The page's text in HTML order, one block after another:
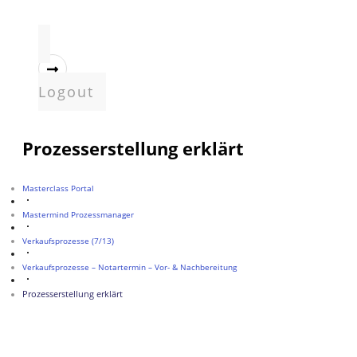
Logout
Prozesserstellung erklärt
Masterclass Portal
Mastermind Prozessmanager
Verkaufsprozesse (7/13)
Verkaufsprozesse – Notartermin – Vor- & Nachbereitung
Prozesserstellung erklärt